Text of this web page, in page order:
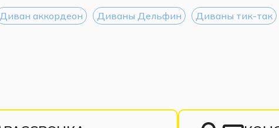
Диван аккордеон Диваны Дельфин Диваны тик-так